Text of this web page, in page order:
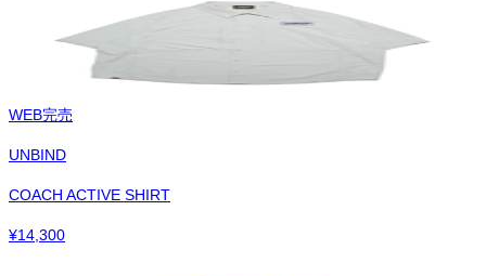
WEB完売
UNBIND
COACH ACTIVE SHIRT
¥14,300